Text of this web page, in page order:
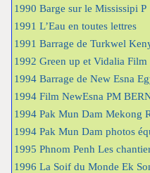
1990 Barge sur le Mississipi P
1991 L’Eau en toutes lettres
1991 Barrage de Turkwel
1992 Green up et Vidalia Film
1994 Barrage de New Esna
1994 Film NewEsna PM
1994 Pak Mun Dam Mekong
1994 Pak Mun Dam photos
1995 Phnom Penh Les
1996 La Soif du Monde Ek